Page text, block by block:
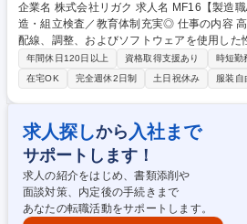
企業名 株式会社リガク 求人名 MF16【製造職/大阪】X線分析装置の製
造・組立検査／教育体制充実◎ 仕事の内容 高精度なX線分析装置の組立、
配線、調整、およびソフトウェアを使用した
や検出器など、自社で内製している重要な要
立・製作にも携わります。 【詳細】簡単な構造のユニット組立からスター
トし、段階的にカスタム仕様設備の性能検査
は製造90%、書類等の間接業務10%です。
JT、実機での検査トレーニング、安全やX線
おり、着実にスキルを習得できます。 募集職種 MF16【製造職/大阪】X線
分析装置の製造・組立検査／教育体制充実◎
年間休日120日以上 資格取得支援あり 時短勤
在宅OK
完全週休2日制 土日祝休み 服装自
求人探しから 入社まで
サポートします！
求人の紹介をはじめ、書類添削や
面談対策、内定後の手続きまで
あなたの転職活動をサポートします。